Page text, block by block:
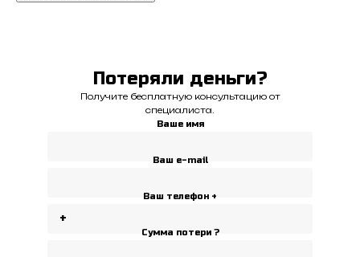
Потеряли деньги?
Получите бесплатную консультацию от
специалиста.
Ваше имя
Ваш e-mail
Ваш телефон +
Сумма потери ?